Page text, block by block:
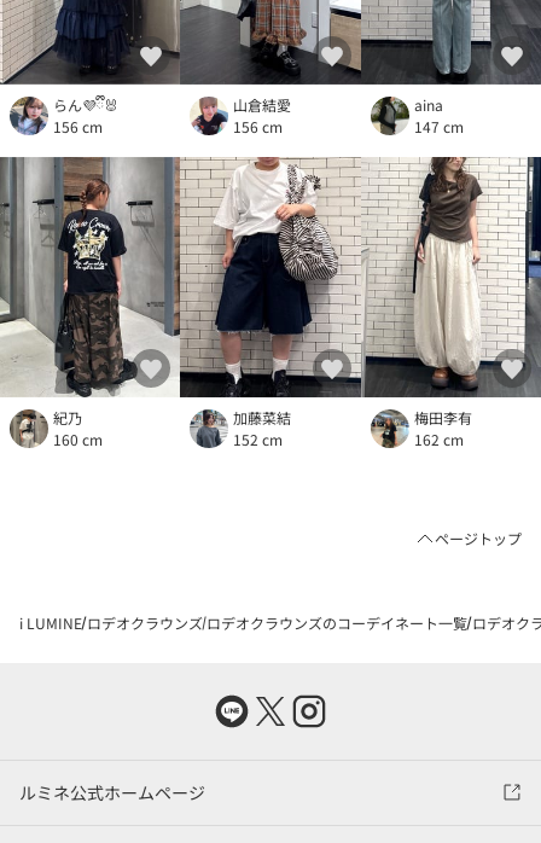
らん💜ྀི🐰
156 cm
山倉結愛
156 cm
aina
147 cm
紀乃
160 cm
加藤菜結
152 cm
梅田李有
162 cm
ページトップ
i LUMINE ロデオクラウンズ ロデオクラウンズのコーデイネート一覧 ロデオク
ルミネ公式ホームページ